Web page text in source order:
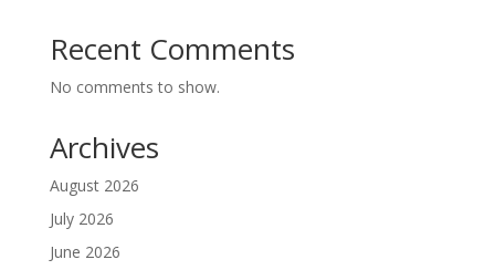
Recent Comments
No comments to show.
Archives
August 2026
July 2026
June 2026